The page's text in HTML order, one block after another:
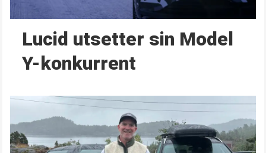
Lucid utsetter sin Model
Y-konkurrent